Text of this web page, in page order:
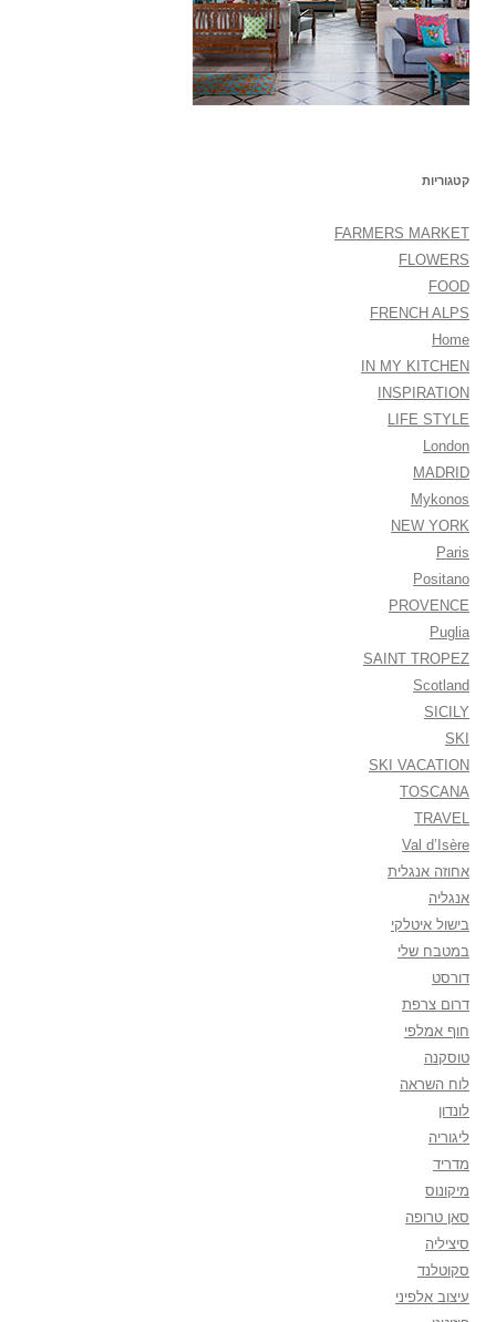
קטגוריות
FARMERS MARKET
FLOWERS
FOOD
FRENCH ALPS
Home
IN MY KITCHEN
INSPIRATION
LIFE STYLE
London
MADRID
Mykonos
NEW YORK
Paris
Positano
PROVENCE
Puglia
SAINT TROPEZ
Scotland
SICILY
SKI
SKI VACATION
TOSCANA
TRAVEL
Val d’Isère
אחוזה אנגלית
אנגליה
בישול איטלקי
במטבח שלי
דורסט
דרום צרפת
חוף אמלפי
טוסקנה
לוח השראה
לונדון
ליגוריה
מדריד
מיקונוס
סאן טרופה
סיציליה
סקוטלנד
עיצוב אלפיני